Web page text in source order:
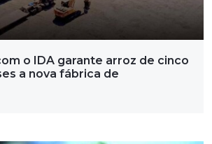
o IDA garante arroz de cinco
a nova fábrica de